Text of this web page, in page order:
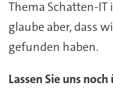
Thema Schatten-IT
glaube aber, dass
gefunden haben.
Lassen Sie uns